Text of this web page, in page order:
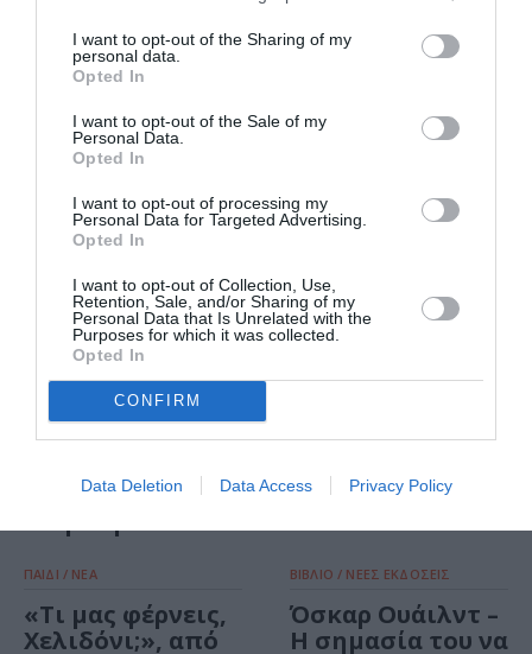
I want to opt-out of the Sharing of my
personal data.
Opted In
I want to opt-out of the Sale of my
Personal Data.
Opted In
I want to opt-out of processing my
Personal Data for Targeted Advertising.
Opted In
I want to opt-out of Collection, Use,
Retention, Sale, and/or Sharing of my
Personal Data that Is Unrelated with the
Purposes for which it was collected.
Opted In
CONFIRM
Data Deletion Data Access Privacy Policy
ΒΙΒΛΙΟ / ΝΕΕΣ ΕΚΔΟΣΕΙΣ
Όσκαρ Ουάιλντ –
«Πένα, Πενάκι,
Δηλητήριο:
Σπουδή στο
πράσινο»: Νέο
βιβλίο από τις
εκδόσεις
ΘΕΑΤΡΟ - ΧΟΡΟΣ / ΝΕΑ
Ανακοίνωση
Ρεπερτορίου
ΠΑΙΔΙ / ΝΕΑ
«Τι μας φέρνεις,
Χελιδόνι;», από
ΒΙΒΛΙΟ / ΝΕΕΣ ΕΚΔΟΣΕΙΣ
Όσκαρ Ουάιλντ –
Η σημασία του να